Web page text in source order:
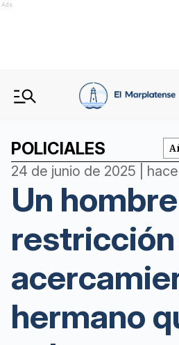
Ads
POLICIALES
24 de junio de 2025 |
Un
hermano